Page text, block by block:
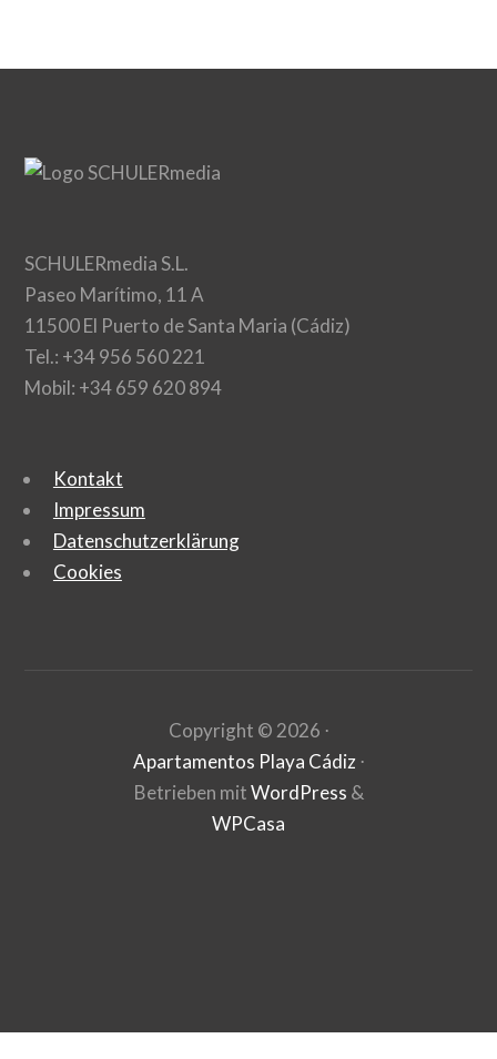
SCHULERmedia S.L.
Paseo Marítimo, 11 A
11500 El Puerto de Santa Maria (Cádiz)
Tel.: +34 956 560 221
Mobil: +34 659 620 894
Kontakt
Impressum
Datenschutzerklärung
Cookies
Copyright ©2026 ⋅
Apartamentos Playa Cádiz⋅
Betrieben mitWordPress &
WPCasa